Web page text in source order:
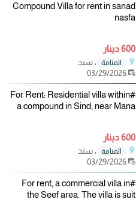
Compound Villa for rent in sanad
nasfa
600 دينار
المنامة
، سند
03/29/2026
#For Rent: Residential villa within
a compound in Sind, near Mana
600 دينار
المنامة
، سند
03/29/2026
#For rent, a commercial villa in
the Seef area. The villa is suit